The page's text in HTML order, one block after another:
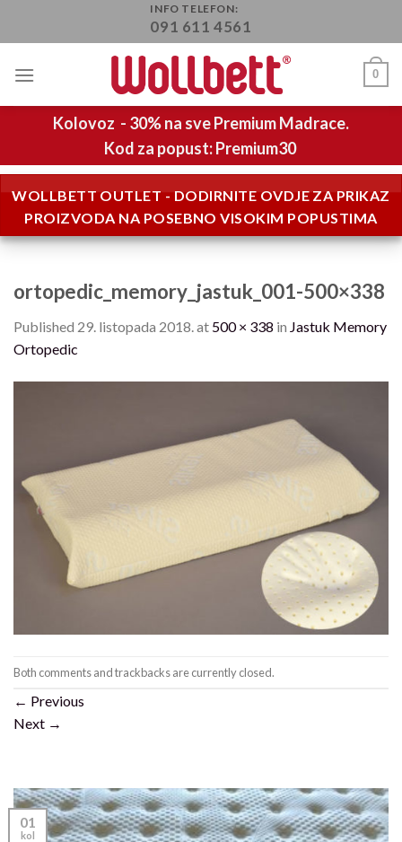
INFO TELEFON:
091 611 4561
0
Kolovoz - 30% na sve Premium Madrace.
Kod za popust: Premium30
WOLLBETT OUTLET - DODIRNITE OVDJE ZA PRIKAZ
PROIZVODA NA POSEBNO VISOKIM POPUSTIMA
ortopedic_memory_jastuk_001-500×338
Published 29. listopada 2018. at 500 × 338 in Jastuk Memory
Ortopedic
Both comments and trackbacks are currently closed.
← Previous
Next →
01
kol